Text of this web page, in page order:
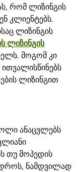
რომ ლიზინგის
კლიენტებს.
ლიზინგის
ლიზინგის
მოგომ კი
ლიზინგით
ანაცვლებს
თუ მოპედის
ნამდვილად